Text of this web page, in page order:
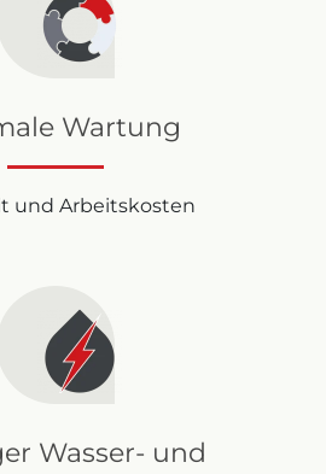
Wartung
und Arbeitskosten
Wasser- und